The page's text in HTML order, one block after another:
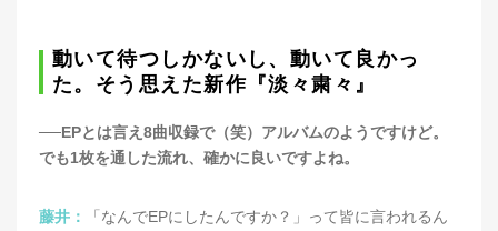
動いて待つしかないし、動いて良かっ
た。そう思えた新作『淡々粛々』
──EPとは言え8曲収録で（笑）アルバムのようですけど。
でも1枚を通した流れ、確かに良いですよね。
藤井：
「なんでEPにしたんですか？」って皆に言われるん